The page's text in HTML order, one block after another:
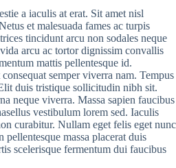
a iaculis at erat. Sit amet nisl
et malesuada fames ac turpis
tincidunt arcu non sodales neque
arcu ac tortor dignissim convallis
mattis pellentesque id.
semper viverra nam. Tempus
duis tristique sollicitudin nibh sit.
neque viverra. Massa sapien faucibus
vestibulum lorem sed. Iaculis
curabitur. Nullam eget felis eget nunc
massa placerat duis
scelerisque fermentum dui faucibus